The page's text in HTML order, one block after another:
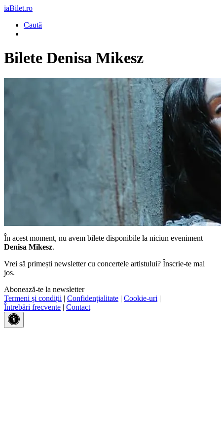
iaBilet.ro
Caută
Bilete Denisa Mikesz
În acest moment, nu avem bilete disponibile la niciun eveniment
Denisa Mikesz.
Vrei să primești newsletter cu concertele artistului? Înscrie-te mai
jos.
Abonează-te la newsletter
Termeni și condiții | Confidențialitate | Cookie-uri |
Întrebări frecvente | Contact